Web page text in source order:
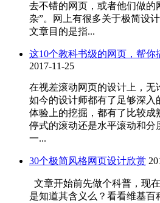
去不错的网页，或者他们做的
杂”。网上有很多关于极简设
文章目的是指...
这10个教科书级的网页，帮你
2017-11-25
在视差滚动网页的设计上，无
如今的设计师都有了足够深入
体验上的挖掘，都有了比较成
停式的滚动还是水平滚动和分
一...
30个极简风格网页设计欣赏
文章开始前先做个科普，现
是知道其含义么？看看维基百